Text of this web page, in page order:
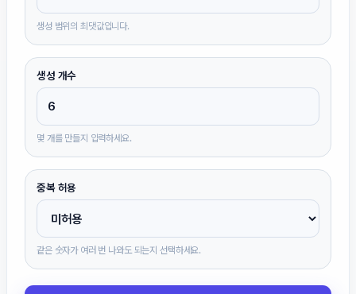
생성 범위의 최댓값입니다.
생성 개수
몇 개를 만들지 입력하세요.
중복 허용
같은 숫자가 여러 번 나와도 되는지 선택하세요.